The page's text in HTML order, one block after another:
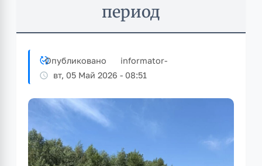
период
Опубликовано informator-
вт, 05 Май 2026 - 08:51